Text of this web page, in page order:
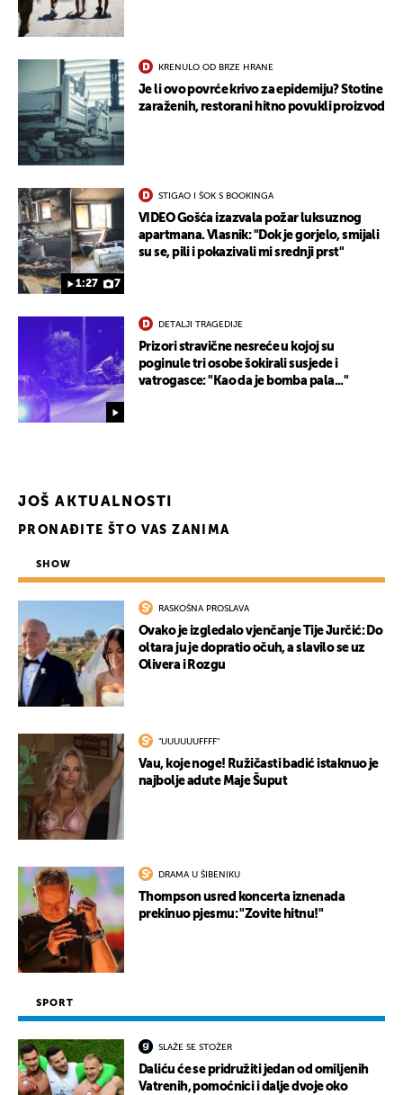
KRENULO OD BRZE HRANE
Je li ovo povrće krivo za epidemiju? Stotine
zaraženih, restorani hitno povukli proizvod
1:27 7
STIGAO I ŠOK S BOOKINGA
VIDEO Gošća izazvala požar luksuznog
apartmana. Vlasnik: "Dok je gorjelo, smijali
su se, pili i pokazivali mi srednji prst"
DETALJI TRAGEDIJE
Prizori stravične nesreće u kojoj su
poginule tri osobe šokirali susjede i
vatrogasce: "Kao da je bomba pala..."
JOŠ AKTUALNOSTI
PRONAĐITE ŠTO VAS ZANIMA
SHOW
RASKOŠNA PROSLAVA
Ovako je izgledalo vjenčanje Tije Jurčić: Do
oltara ju je dopratio očuh, a slavilo se uz
Olivera i Rozgu
"UUUUUUFFFF"
Vau, koje noge! Ružičasti badić istaknuo je
najbolje adute Maje Šuput
DRAMA U ŠIBENIKU
Thompson usred koncerta iznenada
prekinuo pjesmu: "Zovite hitnu!"
SPORT
SLAŽE SE STOŽER
Daliću će se pridružiti jedan od omiljenih
Vatrenih, pomoćnici i dalje dvoje oko